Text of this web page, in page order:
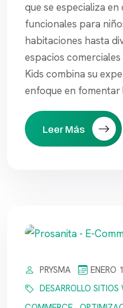
que se especializa
funcionales para
habitaciones hasta
espacios
Kids combina su
enfoque en fomentar
Leer Más
PRYSMA
ENERO
DESARROLLO SITIOS